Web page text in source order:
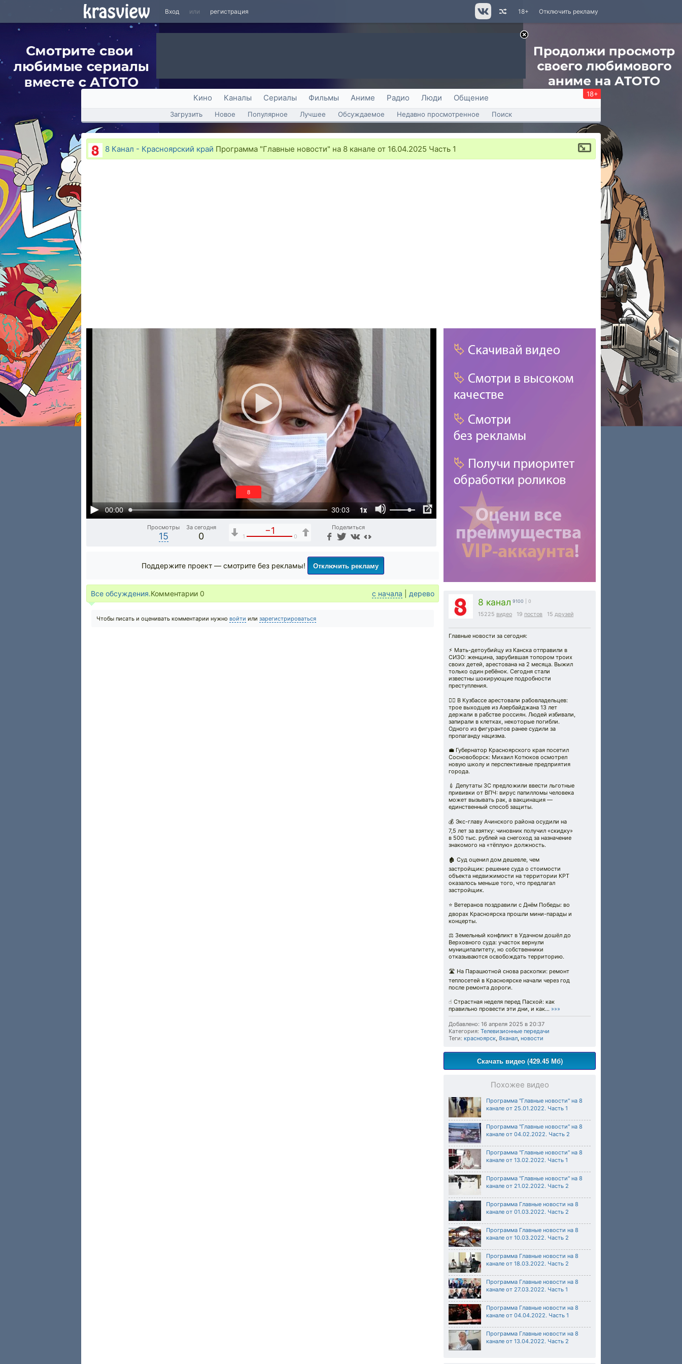
Вход или регистрация Отключить рекламу
18+
Кино Каналы Сериалы Фильмы Аниме Радио Люди Общение 18+
Загрузить Новое Популярное Лучшее Обсуждаемое Недавно просмотренное Поиск
8 Канал - Красноярский край Программа "Главные новости" на 8 канале от 16.04.2025 Часть 1
00:00 30:03 1x
7
Просмотры
15
За сегодня
0
−1
1 0
Поделиться
8 канал 9100 | 0
15225 видео 19 постов 15 друзей
Главные новости за сегодня:
⚡️ Мать-детоубийцу из Канска отправили в
СИЗО: женщина, зарубившая топором троих
своих детей, арестована на 2 месяца. Выжил
только один ребёнок. Сегодня стали
известны шокирующие подробности
преступления.
⛓️‍💥 В Кузбассе арестовали рабовладельцев:
трое выходцев из Азербайджана 13 лет
держали в рабстве россиян. Людей избивали,
запирали в клетках, некоторые погибли.
Одного из фигурантов ранее судили за
пропаганду нацизма.
💼 Губернатор Красноярского края посетил
Сосновоборск: Михаил Котюков осмотрел
новую школу и перспективные предприятия
города.
💉 Депутаты ЗС предложили ввести льготные
прививки от ВПЧ: вирус папилломы человека
может вызывать рак, а вакцинация —
единственный способ защиты.
💰 Экс-главу Ачинского района осудили на
7,5 лет за взятку: чиновник получил «скидку»
в 500 тыс. рублей на снегоход за назначение
знакомого на «тёплую» должность.
🏚 Суд оценил дом дешевле, чем
застройщик: решение суда о стоимости
объекта недвижимости на территории КРТ
оказалось меньше того, что предлагал
застройщик.
⭐️ Ветеранов поздравили с Днём Победы: во
дворах Красноярска прошли мини-парады и
концерты.
⚖️ Земельный конфликт в Удачном дошёл до
Верховного суда: участок вернули
муниципалитету, но собственники
отказываются освобождать территорию.
🛣 На Парашютной снова раскопки: ремонт
теплосетей в Красноярске начали через год
после ремонта дороги.
☝️ Страстная неделя перед Пасхой: как
правильно провести эти дни, и как... »»»
Добавлено: 16 апреля 2025 в 20:37
Категория: Телевизионные передачи
Теги: красноярск, 8канал, новости
Скачать видео (429.45 Мб)
Похожее видео
Программа "Главные новости" на 8
канале от 25.01.2022. Часть 1
Программа "Главные новости" на 8
канале от 04.02.2022. Часть 2
Программа "Главные новости" на 8
канале от 13.02.2022. Часть 1
Программа "Главные новости" на 8
канале от 21.02.2022. Часть 2
Программа Главные новости на 8
канале от 01.03.2022. Часть 2
Программа Главные новости на 8
канале от 10.03.2022. Часть 2
Программа Главные новости на 8
канале от 18.03.2022. Часть 2
Программа Главные новости на 8
канале от 27.03.2022. Часть 1
Программа Главные новости на 8
канале от 04.04.2022. Часть 1
Программа Главные новости на 8
канале от 13.04.2022. Часть 2
Поддержите проект — смотрите без рекламы! Отключить рекламу
Все обсуждения.Комментарии 0 с начала дерево
Чтобы писать и оценивать комментарии нужно войти или зарегистрироваться